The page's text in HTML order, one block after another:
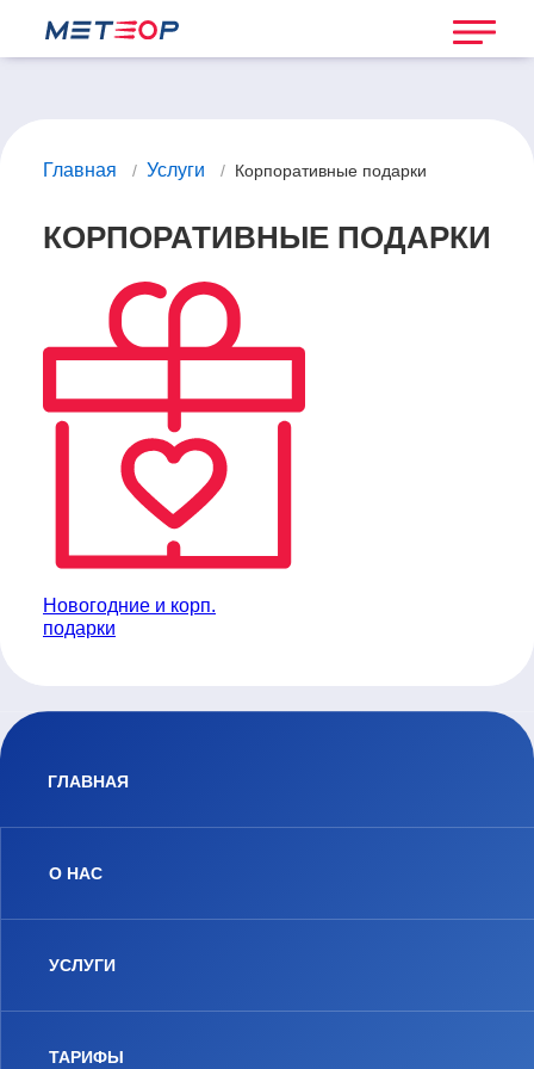
Главная / Услуги / Корпоративные подарки
КОРПОРАТИВНЫЕ ПОДАРКИ
Новогодние и корп.
подарки
ГЛАВНАЯ
О НАС
УСЛУГИ
ТАРИФЫ